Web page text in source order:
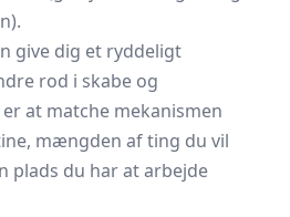
give dig et ryddeligt
rod i skabe og
at matche mekanismen
mængden af ting du vil
plads du har at arbejde